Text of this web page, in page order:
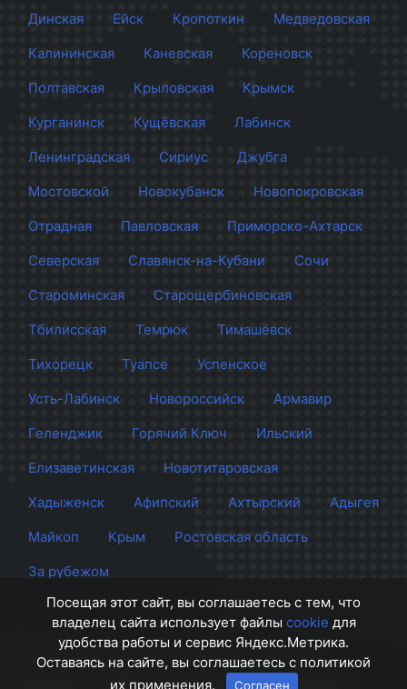
Динская
Ейск Кропоткин
Медведовская
Калининская
Каневская
Кореновск
Полтавская
Крыловская
Крымск
Курганинск
Кущёвская
Лабинск
Ленинградская
Сириус
Джубга
Мостовской
Новокубанск
Новопокровская
Отрадная
Павловская
Приморско-Ахтарск
Северская
Славянск-на-Кубани
Сочи
Староминская
Старощербиновская
Тбилисская
Темрюк
Тимашёвск
Тихорецк
Туапсе
Успенское
Усть-Лабинск
Новороссийск
Армавир
Геленджик
Горячий Ключ
Ильский
Елизаветинская
Новотитаровская
Хадыженск
Афипский Ахтырский
Адыгея
Майкоп
Крым
Ростовская область
За рубежом
Сайт Краснодара
© 2012 - 2026 СМИ Кубани
Посещая этот сайт, вы соглашаетесь с тем, что
владелец сайта использует файлы cookie для
удобства работы и сервис Яндекс.Метрика.
Оставаясь на сайте, вы соглашаетесь с политикой
их применения.
Согласен